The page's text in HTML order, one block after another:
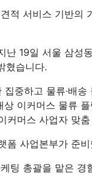
적 서비스 기반의
난 19일 서울 삼성
혔습니다.
중하고 물류·배
이커머스 물류
커머스 사업자 맞
폼 사업본부가 준
팅 총괄을 맡은